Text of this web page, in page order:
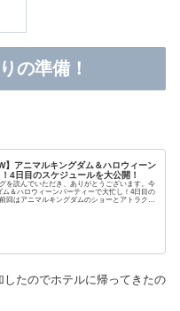
の準備！
】アニマルキングダム＆ハロウィーン
4日目のスケジュールを大公開！
を読んでいただき、ありがとうございます。今
ム＆ハロウィーンパーティーで大忙し！4日目の
回はアニマルキングダムのショーとアトラクシ
たのでホテルに帰ってきたの